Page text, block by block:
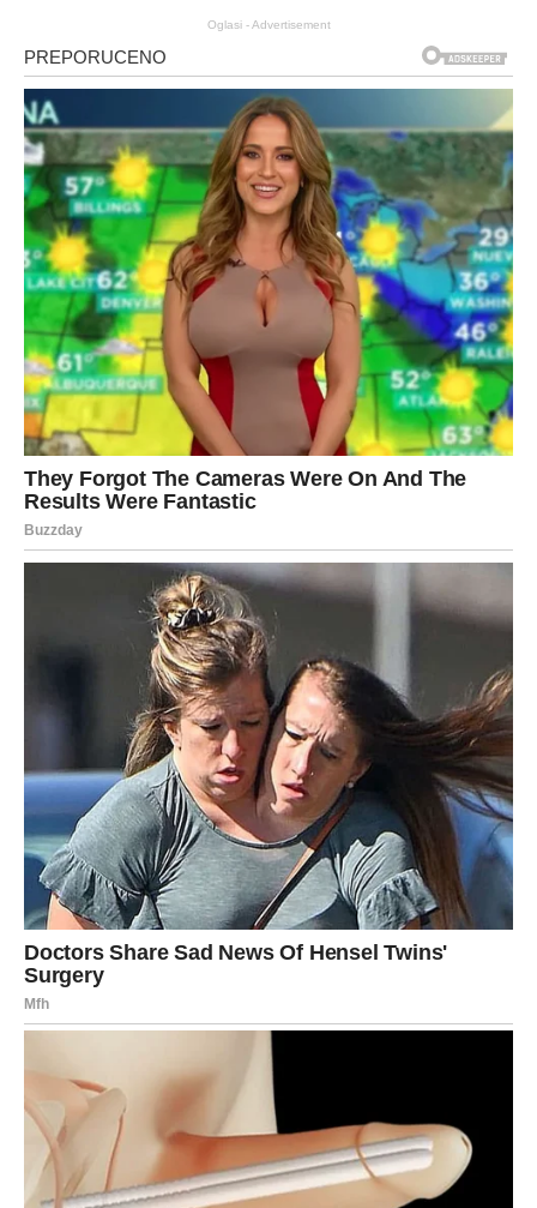
Oglasi - Advertisement